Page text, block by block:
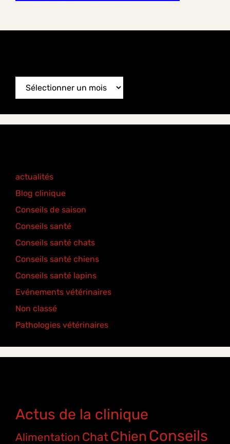
News
Archive
actualités
Blog clinique
Conseils de saison
Conseils santé
Conseils santé chats
Conseils santé chiens
Conseils santé lapins
Evénements vétérinaires
Non classé
Pathologies vétérinaires
Actus de la clinique
Alimentation ChatChien Conseils